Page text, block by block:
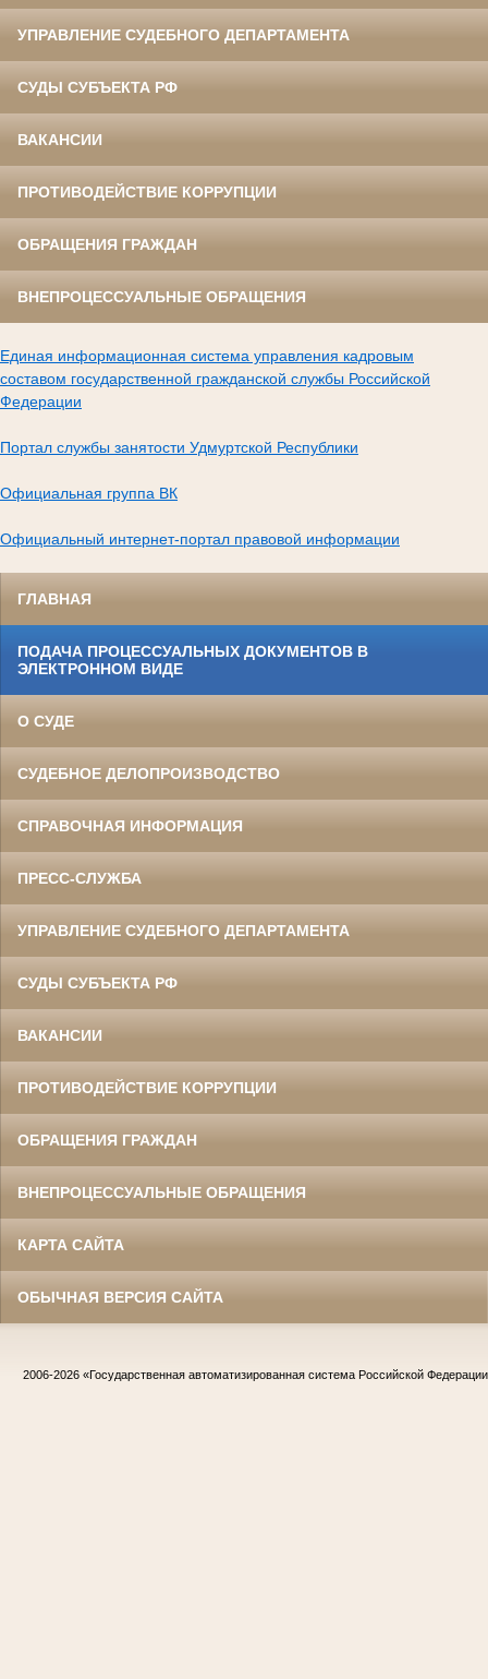
УПРАВЛЕНИЕ СУДЕБНОГО ДЕПАРТАМЕНТА
СУДЫ СУБЪЕКТА РФ
ВАКАНСИИ
ПРОТИВОДЕЙСТВИЕ КОРРУПЦИИ
ОБРАЩЕНИЯ ГРАЖДАН
ВНЕПРОЦЕССУАЛЬНЫЕ ОБРАЩЕНИЯ
Единая информационная система управления кадровым
составом государственной гражданской службы Российской
Федерации
Портал службы занятости Удмуртской Республики
Официальная группа ВК
Официальный интернет-портал правовой информации
ГЛАВНАЯ
ПОДАЧА ПРОЦЕССУАЛЬНЫХ ДОКУМЕНТОВ В
ЭЛЕКТРОННОМ ВИДЕ
О СУДЕ
СУДЕБНОЕ ДЕЛОПРОИЗВОДСТВО
СПРАВОЧНАЯ ИНФОРМАЦИЯ
ПРЕСС-СЛУЖБА
УПРАВЛЕНИЕ СУДЕБНОГО ДЕПАРТАМЕНТА
СУДЫ СУБЪЕКТА РФ
ВАКАНСИИ
ПРОТИВОДЕЙСТВИЕ КОРРУПЦИИ
ОБРАЩЕНИЯ ГРАЖДАН
ВНЕПРОЦЕССУАЛЬНЫЕ ОБРАЩЕНИЯ
КАРТА САЙТА
ОБЫЧНАЯ ВЕРСИЯ САЙТА
2006-2026 «Государственная автоматизированная система Российской